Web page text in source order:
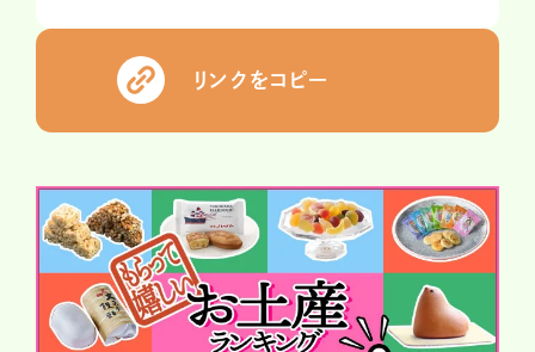
リンクをコピー